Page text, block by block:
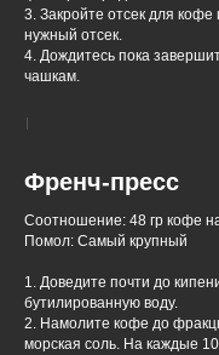
3. Закройте отсек для
нужный отсек.
4. Дождитесь пока
чашкам.
Френч-пресс
Соотношение: 48 гр кофе
Помол: Самый крупный
1. Доведите почти до
бутилированную воду.
2. Намолите кофе до
морская соль. На каждые